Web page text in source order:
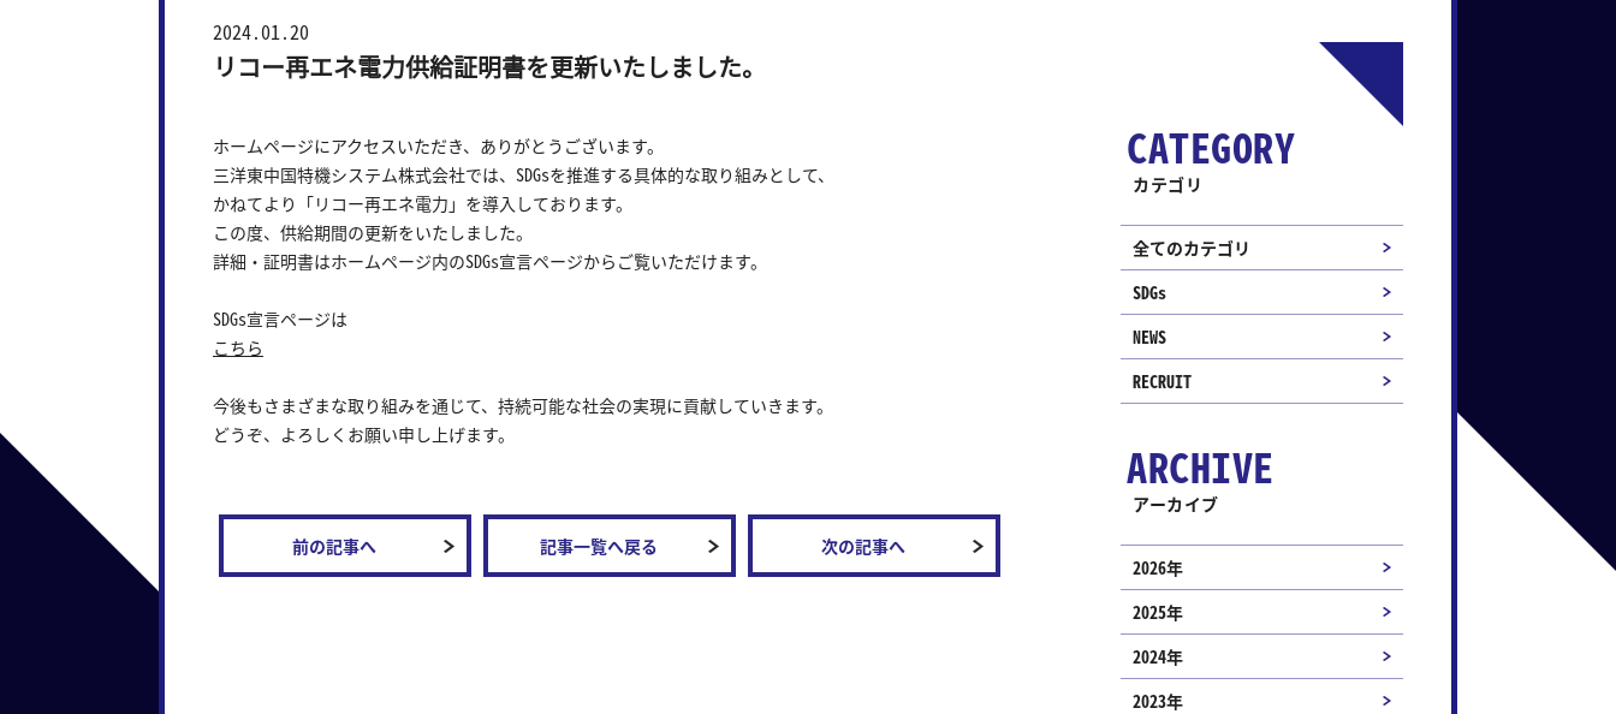
2024.01.20
リコー再エネ電力供給証明書を更新いたしました。
ホームページにアクセスいただき、ありがとうございます。
三洋東中国特機システム株式会社では、 SDGsを推進する具体的な取り組みとして、
かねてより「リコー再エネ電力」を導入しております。
この度、供給期間の更新をいたしました。
詳細・証明書はホームページ内のSDGs宣言ページからご覧いただけます。
SDGs宣言ページは
こちら
今後もさまざまな取り組みを通じて、持続可能な社会の実現に貢献していきます。
どうぞ、よろしくお願い申し上げます。
前の記事へ 記事一覧へ戻る 次の記事へ
CATEGORY
カテゴリ
全てのカテゴリ
SDGs
NEWS
RECRUIT
ARCHIVE
アーカイブ
2026年
2025年
2024年
2023年